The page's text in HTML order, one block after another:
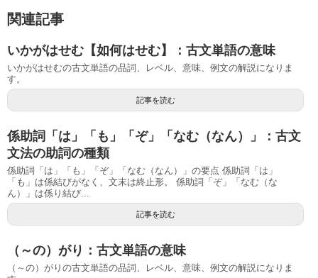
関連記事
いかがはせむ【如何はせむ】：古文単語の意味
いかがはせむの古文単語の品詞、レベル、意味、例文の解説になりま
す。
記事を読む
係助詞「は」「も」「ぞ」「なむ（なん）」：古文
文法の助詞の種類
係助詞「は」「も」「ぞ」「なむ（なん）」の要点 係助詞「は」
「も」は係結びがなく、文末は終止形。 係助詞「ぞ」「なむ（な
ん）」は係り結び...
記事を読む
（～の）がり：古文単語の意味
（～の）がりの古文単語の品詞、レベル、意味、例文の解説になりま